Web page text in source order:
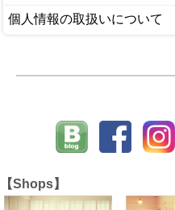
個人情報の取扱いについて
【Shops】